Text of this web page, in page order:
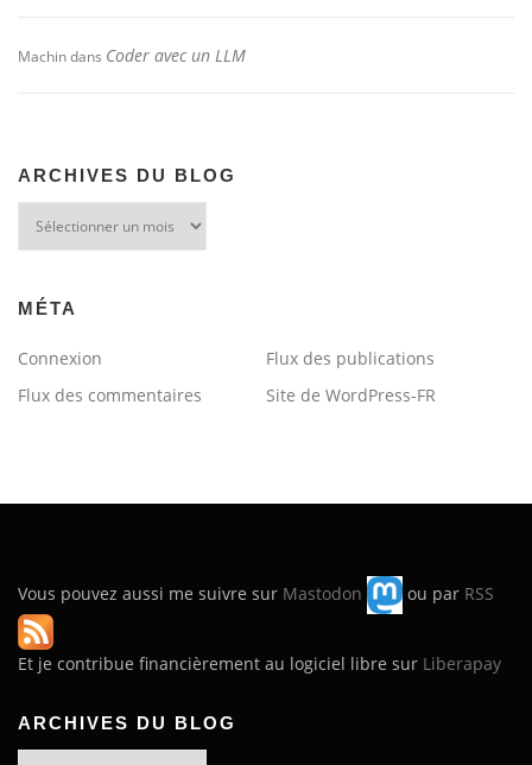
Machindans Coder avec un LLM
ARCHIVES DU BLOG
MÉTA
Connexion
Flux des publications
Flux des commentaires
Site de WordPress-FR
Vous pouvez aussi me suivre sur Mastodon ou par RSS
Et je contribue financièrement au logiciel libre sur Liberapay
ARCHIVES DU BLOG